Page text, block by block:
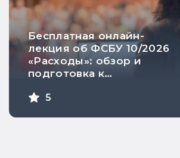
Бесплатная онлайн-
лекция об ФСБУ 10/2026
«Расходы»: обзор и
подготовка к
5